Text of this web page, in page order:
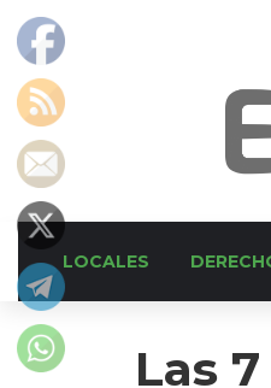
LOCALES
Las